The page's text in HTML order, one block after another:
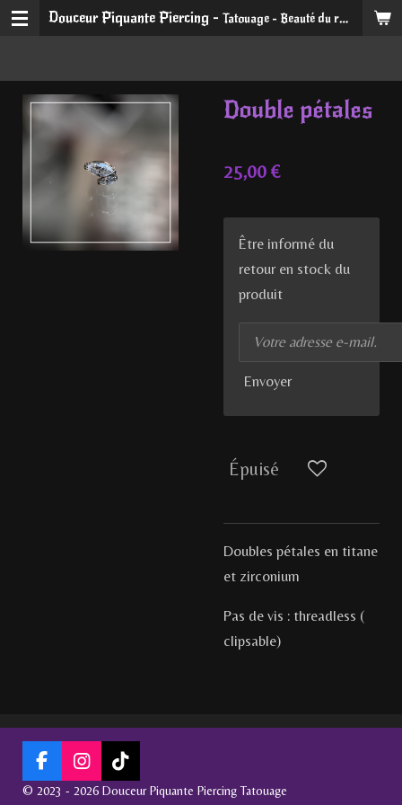
Passer
principal
Douceur Piquante Piercing -Tatouage - Beauté du regard et du sourire
Double pétales
25,00 €
Être informé du
retour en stock du
produit
Envoyer
Épuisé
Doubles pétales en titane
et zirconium
Pas de vis : threadless (
clipsable)
F
a
I
n
T
i
© 2023 - 2026 Douceur Piquante Piercing Tatouage